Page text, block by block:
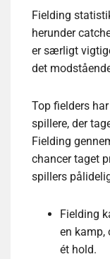
Fielding
herunder
er særligt
det
Top fielders
spillere, der
Fielding
chancer taget
spillers
Fielding
en kamp,
ét hold.